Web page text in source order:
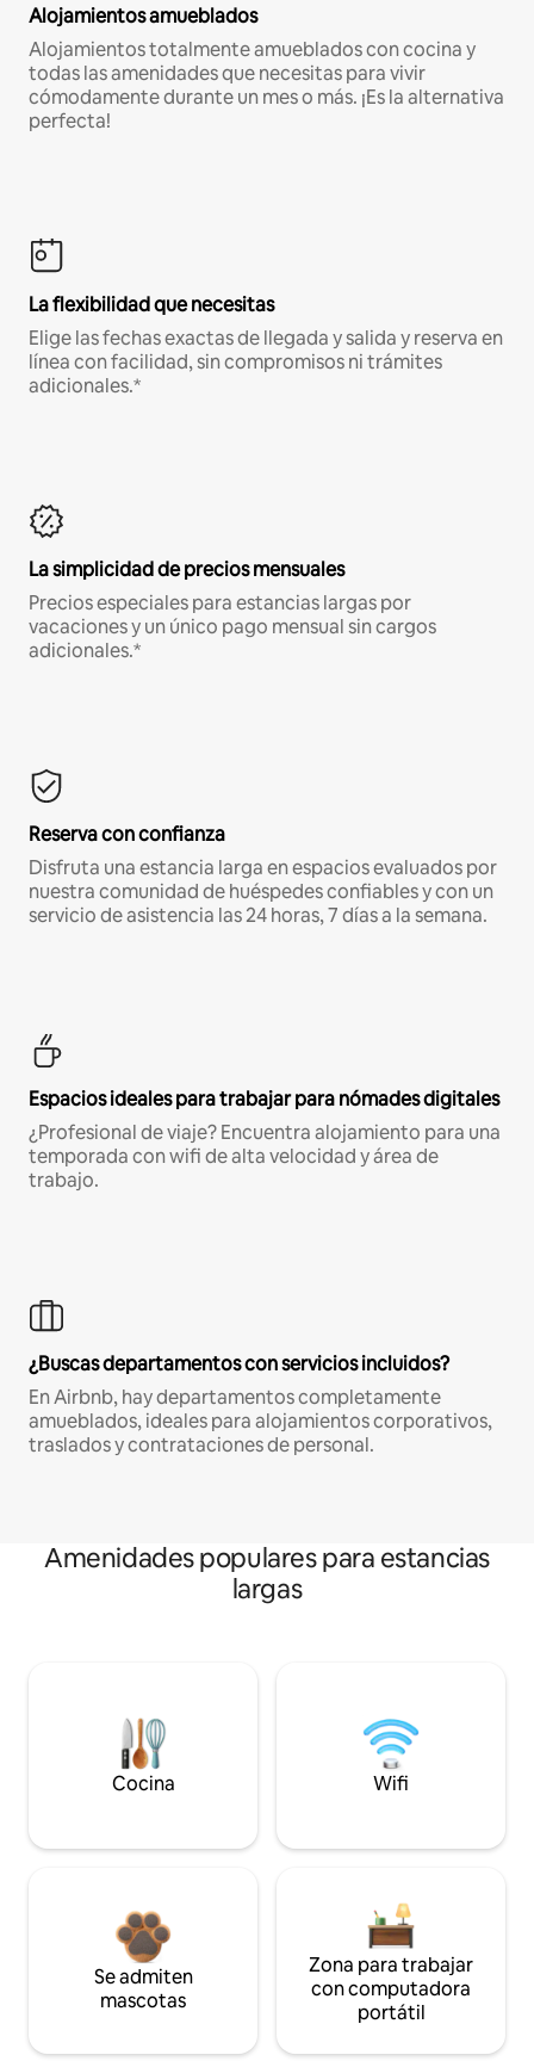
Alojamientos amueblados
Alojamientos totalmente amueblados con cocina y
todas las amenidades que necesitas para vivir
cómodamente durante un mes o más. ¡Es la alternativa
perfecta!
La flexibilidad que necesitas
Elige las fechas exactas de llegada y salida y reserva en
línea con facilidad, sin compromisos ni trámites
adicionales.*
La simplicidad de precios mensuales
Precios especiales para estancias largas por
vacaciones y un único pago mensual sin cargos
adicionales.*
Reserva con confianza
Disfruta una estancia larga en espacios evaluados por
nuestra comunidad de huéspedes confiables y con un
servicio de asistencia las 24 horas, 7 días a la semana.
Espacios ideales para trabajar para nómades digitales
¿Profesional de viaje? Encuentra alojamiento para una
temporada con wifi de alta velocidad y área de
trabajo.
¿Buscas departamentos con servicios incluidos?
En Airbnb, hay departamentos completamente
amueblados, ideales para alojamientos corporativos,
traslados y contrataciones de personal.
Amenidades populares para estancias
largas
Cocina Wifi
Se admiten
mascotas
Zona para trabajar
con computadora
portátil